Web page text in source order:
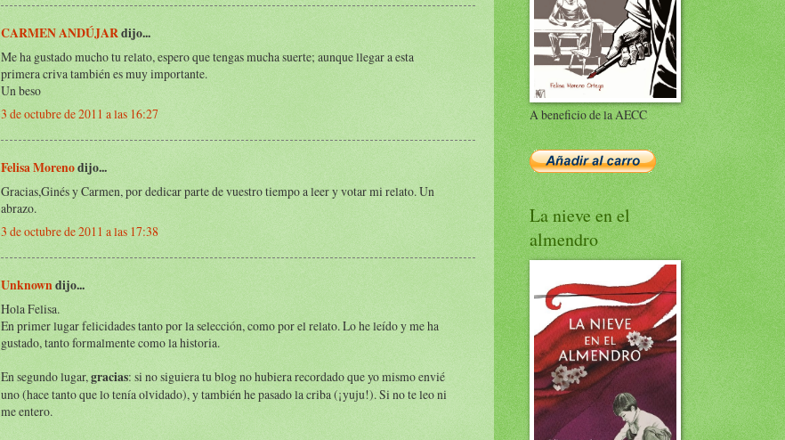
CARMEN ANDÚJARdijo...
Me ha gustado mucho tu relato, espero que tengas mucha suerte; aunque llegar a esta
primera criva también es muy importante.
Un beso
3 de octubre de 2011 a las 16:27
Felisa Morenodijo...
Gracias,Ginés y Carmen, por dedicar parte de vuestro tiempo a leer y votar mi relato. Un
abrazo.
3 de octubre de 2011 a las 17:38
Unknowndijo...
Hola Felisa.
En primer lugar felicidades tanto por la selección, como por el relato. Lo he leído y me ha
gustado, tanto formalmente como la historia.
En segundo lugar,gracias: si no siguiera tu blog no hubiera recordado que yo mismo envié
uno (hace tanto que lo tenía olvidado), y también he pasado la criba (¡yuju!). Si no te leo ni
me entero.
A beneficio de la AECC
La nieve en el
almendro